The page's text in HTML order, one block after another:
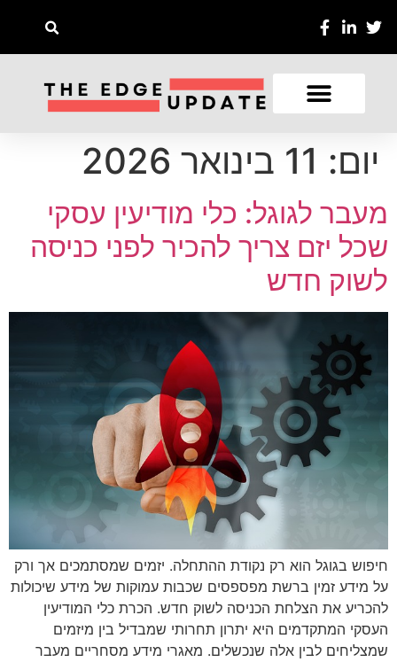
יום: 11 בינואר 2026
מעבר לגוגל: כלי מודיעין עסקי
שכל יזם צריך להכיר לפני כניסה
לשוק חדש
חיפוש בגוגל הוא רק נקודת ההתחלה. יזמים שמסתמכים אך ורק
על מידע זמין ברשת מפספסים שכבות עמוקות של מידע שיכולות
להכריע את הצלחת הכניסה לשוק חדש. הכרת כלי המודיעין
העסקי המתקדמים היא יתרון תחרותי שמבדיל בין מיזמים
שמצליחים לבין אלה שנכשלים. מאגרי מידע מסחריים מעבר